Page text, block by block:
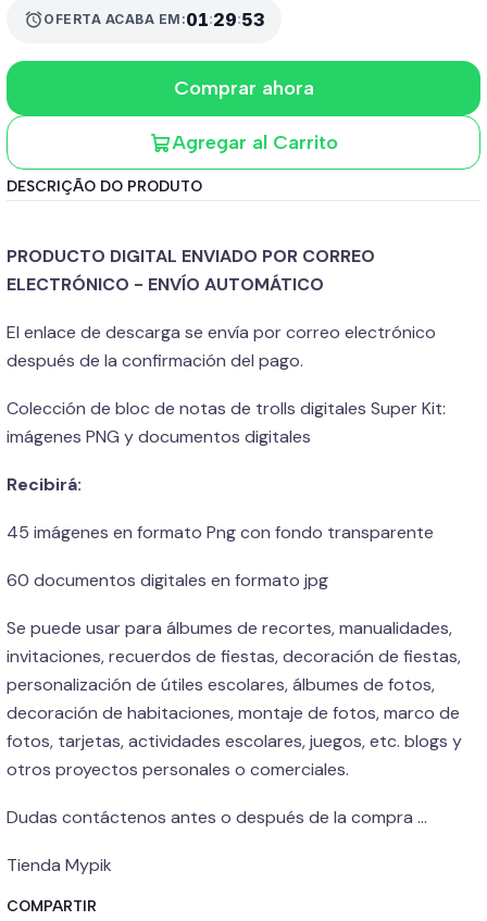
alarmOFERTA ACABA EM:01:29:52
Agregar al Carrito
Comprar ahora
DESCRIÇÃO DO PRODUTO
PRODUCTO DIGITAL ENVIADO POR CORREO
ELECTRÓNICO - ENVÍO AUTOMÁTICO
El enlace de descarga se envía por correo electrónico
después de la confirmación del pago.
Colección de bloc de notas de trolls digitales Super Kit:
imágenes PNG y documentos digitales
Recibirá:
45 imágenes en formato Png con fondo transparente
60 documentos digitales en formato jpg
Se puede usar para álbumes de recortes, manualidades,
invitaciones, recuerdos de fiestas, decoración de fiestas,
personalización de útiles escolares, álbumes de fotos,
decoración de habitaciones, montaje de fotos, marco de
fotos, tarjetas, actividades escolares, juegos, etc. blogs y
otros proyectos personales o comerciales.
Dudas contáctenos antes o después de la compra ...
Tienda Mypik
COMPARTIR